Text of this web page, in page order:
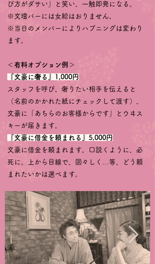
び方がダサい」と笑い、一触即発になる。
※文壇バーには女給はおりません。
※当日のメンバーによりハプニングは変わり
ます。
＜有料オプション例＞
『文豪に奢る』1,000円
スタッフを呼び、奢りたい相手を伝えると
（名前のかかれた紙にチェックして渡す）、
文豪に「あちらのお客様からです」とウヰス
キーが届きます。
『文豪に借金を頼まれる』5,000円
文豪に借金を頼まれます。口説くように、必
死に、上から目線で、図々しく…等、どう頼
まれたいかは選べます。